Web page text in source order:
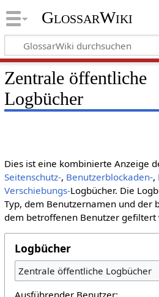
GlossarWiki
Zentrale öffentliche
Logbücher
Dies ist eine kombinierte Anzeige
Seitenschutz-, Benutzerblockaden-,
Verschiebungs-Logbücher. Die
Typ, dem Benutzernamen und der
dem betroffenen Benutzer gefiltert
Logbücher
Zentrale öffentliche Logbücher
Ausführender Benutzer: